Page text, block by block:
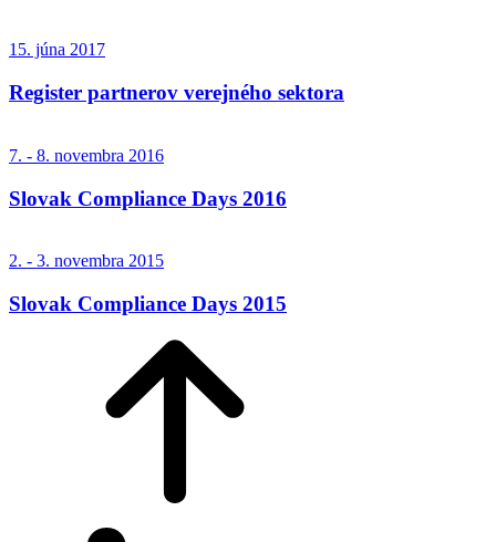
15. júna 2017
Register partnerov verejného sektora
7. - 8. novembra 2016
Slovak Compliance Days 2016
2. - 3. novembra 2015
Slovak Compliance Days 2015